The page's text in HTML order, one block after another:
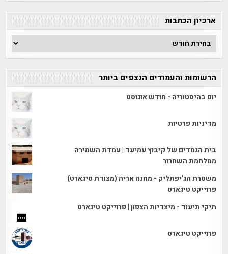
ארכיון הכתבות
ארכיון
הכתבות
הרשומות והעמודים הנצפים ביותר
יום בהיסטוריה - חודש אוגוסט
מדיניות פרטיות
בית הגמדים של קיבוץ עמיעד | עמדת השמירה
ממלחמת השחרור
משטרת הג'יפתליק - מחנה אריה (מצודת טיגארט)
פרוייקט טיגארט
תיקי תיעוד - מיצדיות הצפון | פרוייקט טיגארט
פרוייקט טיגארט